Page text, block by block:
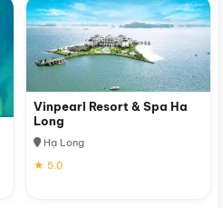
Vinpearl Resort & Spa Ha
Long
Hạ Long
★ 5.0